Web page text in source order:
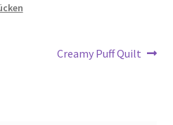
Nächster
Creamy Puff Quilt